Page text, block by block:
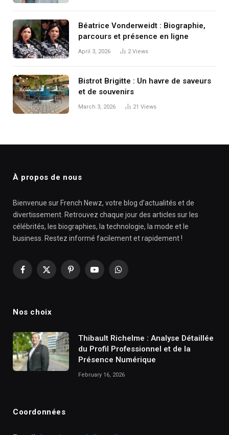
Béatrice Vonderweidt : Biographie,
parcours et présence en ligne
April 3, 2026 2Views
Bistrot Brigitte : Un havre de saveurs
et de souvenirs
March 3, 2026 21 Views
À propos de nous
Bienvenue sur French Newz, votre blog d’actualités et de
divertissement. Retrouvez chaque jour des articles sur les
célébrités, les biographies, la technologie, la mode et le
business. Restez informé facilement et rapidement !
Facebook
X
PinterestYouTubeWhatsApp
Nos choix
Thibault Richelme : Analyse Détaillée
du Profil Professionnel et de la
Présence Numérique
February 16, 2026
Coordonnées